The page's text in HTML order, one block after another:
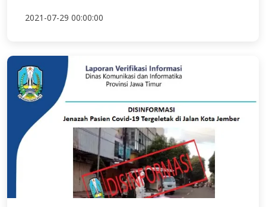
2021-07-29 00:00:00